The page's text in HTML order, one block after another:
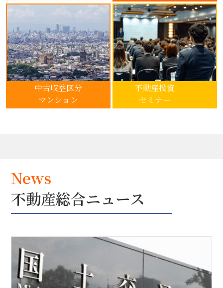
中古収益区分
マンション
不動産投資
セミナー
News
不動産総合ニュース